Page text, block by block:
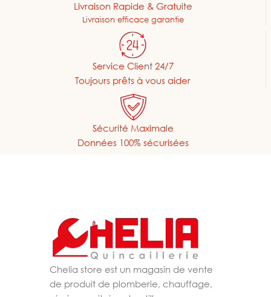
Livraison Rapide & Gratuite
Livraison efficace garantie
Service Client 24/7
Toujours prêts à vous aider
Sécurité Maximale
Données 100% sécurisées
Chelia store est un magasin de vente
de produit de plomberie, chauffage,